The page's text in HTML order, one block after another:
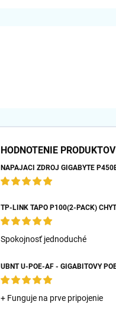
HODNOTENIE PRODUKTOV
Spokojnosť jednoduché
+ Funguje na prve pripojenie